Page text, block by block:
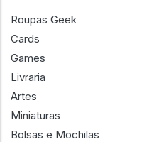
Roupas Geek
Cards
Games
Livraria
Artes
Miniaturas
Bolsas e Mochilas